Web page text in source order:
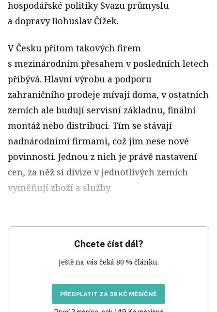
hospodářské politiky Svazu průmyslu
a dopravy Bohuslav Čížek.
V Česku přitom takových firem
s mezinárodním přesahem v posledních letech
přibývá. Hlavní výrobu a podporu
zahraničního prodeje mívají doma, v ostatních
zemích ale budují servisní základnu, finální
montáž nebo distribuci. Tím se stávají
nadnárodními firmami, což jim nese nové
povinnosti. Jednou z nich je právě nastavení
cen, za něž si divize v jednotlivých zemích
vyměňují zboží a služby.
Chcete číst dál?
Ještě na vás čeká 80 % článku.
PŘEDPLATIT ZA 39 KČ MĚSÍČNĚ